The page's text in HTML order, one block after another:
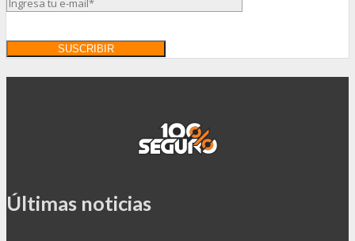
Últimas noticias